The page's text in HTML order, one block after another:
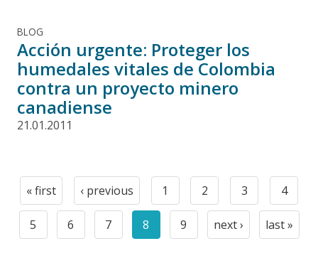
BLOG
Acción urgente: Proteger los
humedales vitales de Colombia
contra un proyecto minero
canadiense
21.01.2011
Paginación
First
page
« first
Previous
page
‹ previous
Page
1
Page
2
Page
3
Page
4
Page
5
Page
6
Page
7
Current
8
Page
9
Next
next ›
Last
last »